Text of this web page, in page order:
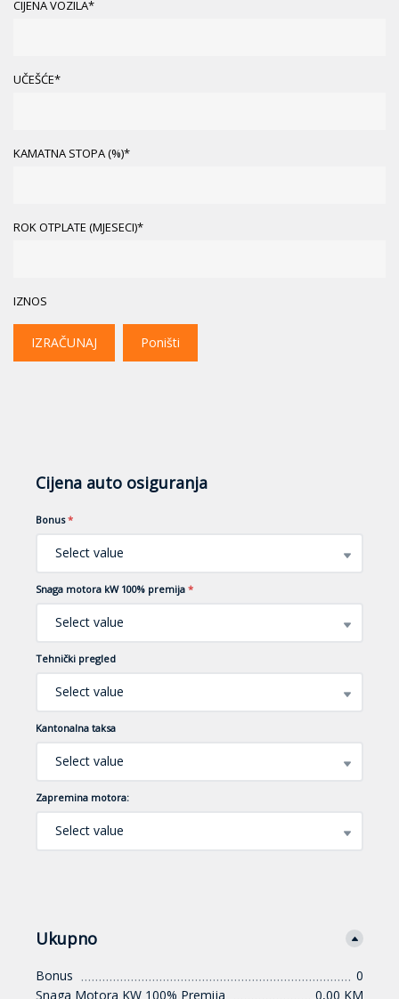
CIJENA VOZILA*
UČEŠĆE*
KAMATNA STOPA (%)*
ROK OTPLATE (MJESECI)*
IZNOS
IZRAČUNAJ Poništi
Cijena auto osiguranja
Bonus *
Select value
Snaga motora kW 100% premija *
Select value
Tehnički pregled
Select value
Kantonalna taksa
Select value
Zapremina motora:
Select value
Ukupno
Bonus
0
Snaga Motora KW 100% Premija
0,00 KM